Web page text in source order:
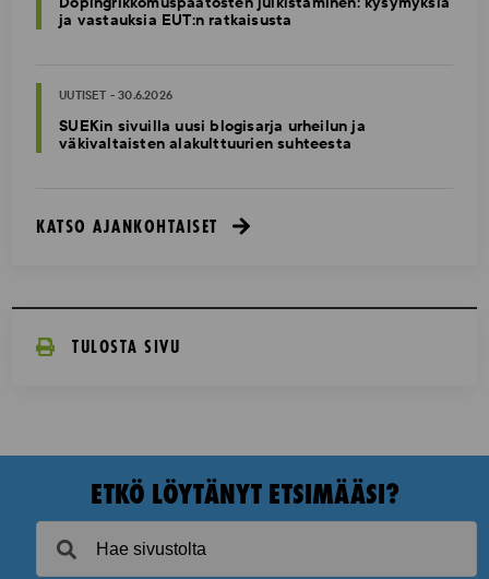
ja vastauksia EUT:n ratkaisusta
UUTISET - 30.6.2026
SUEKin sivuilla uusi blogisarja urheilun ja
väkivaltaisten alakulttuurien suhteesta
KATSO AJANKOHTAISET
TULOSTA SIVU
ETKÖ LÖYTÄNYT ETSIMÄÄSI?